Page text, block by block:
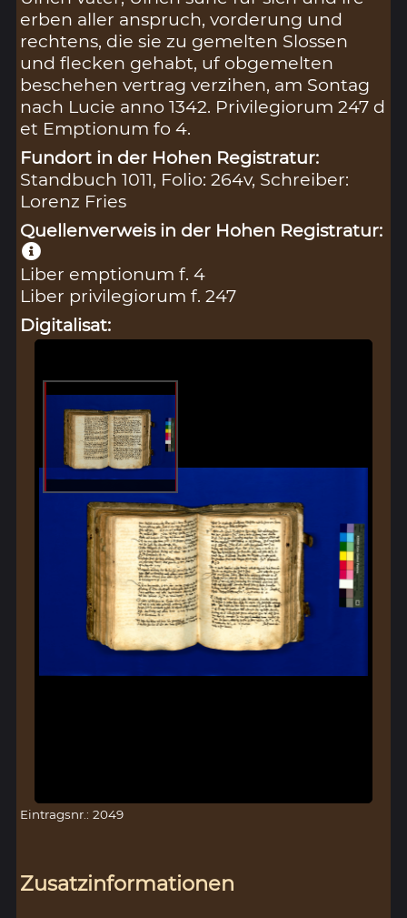
erben aller anspruch, vorderung und
rechtens, die sie zu gemelten Slossen
und flecken gehabt, uf obgemelten
beschehen vertrag verzihen, am Sontag
nach Lucie anno 1342. Privilegiorum 247 d
et Emptionum fo 4.
Fundort in der Hohen Registratur:
Standbuch 1011, Folio: 264v, Schreiber:
Lorenz Fries
Quellenverweis in der Hohen Registratur:
Liber emptionum f. 4
Liber privilegiorum f. 247
Digitalisat:
Eintragsnr.: 2049
Zusatzinformationen